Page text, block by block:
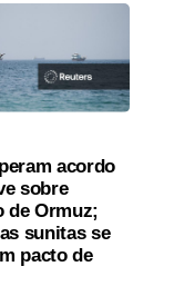
acordo
sobre
de Ormuz;
sunitas se
pacto de